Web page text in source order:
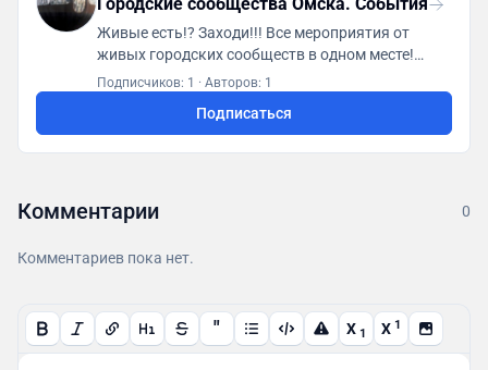
Живые есть!? Заходи!!! Все мероприятия от
живых городских сообществ в одном месте!
Первая городская платформа "ГСА. Генератор
https://t.me/gsaomsk_bot
Подписчиков: 1 · Авторов: 1
Подписаться
Комментарии 0
Комментариев пока нет.
" X 1 X 1